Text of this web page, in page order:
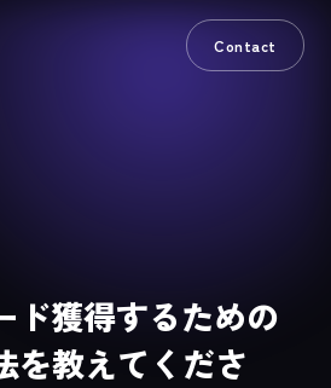
Contact
ド獲得するための
を教えてくださ